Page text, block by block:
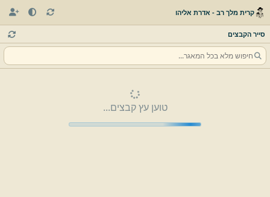
קרית מלך רב - אדרת אליהו
סייר הקבצים
טוען עץ קבצים...